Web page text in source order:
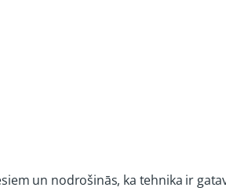
un nodrošinās, ka tehnika ir